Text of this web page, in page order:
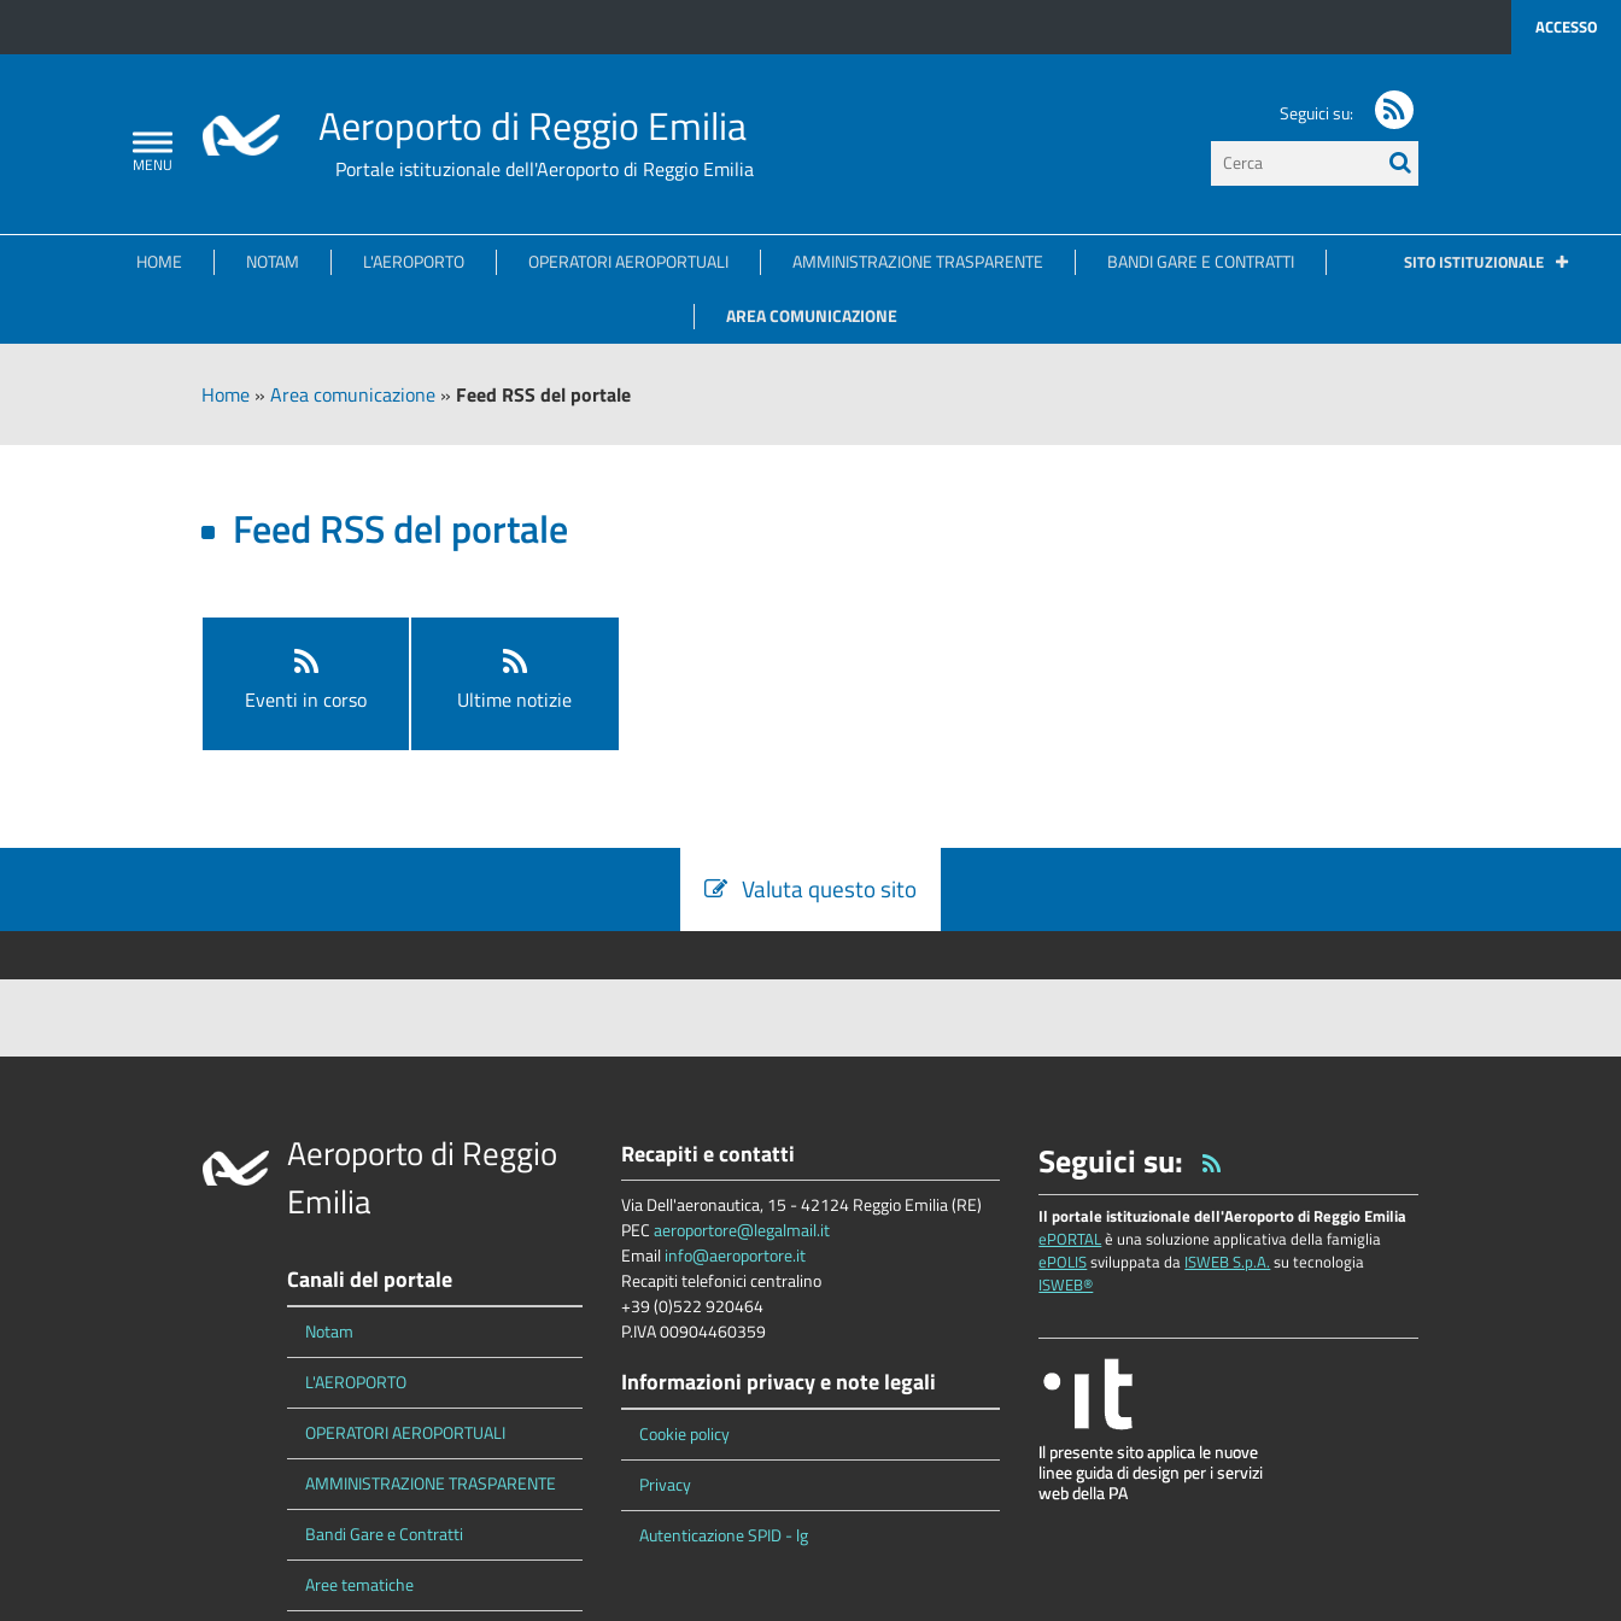
ACCESSO
Aeroporto di Reggio Emilia
Portale istituzionale dell'Aeroporto di Reggio Emilia
Seguici su:
testo
da
HOME NOTAM L'AEROPORTO OPERATORI AEROPORTUALI AMMINISTRAZIONE TRASPARENTE BANDI GARE E CONTRATTI AREE TEMATICHE
AREA COMUNICAZIONE
SITO ISTITUZIONALE
Home » Area comunicazione » Feed RSS del portale
Feed RSS del portale
Eventi in corso Ultime notizie
Valuta questo sito
Aeroporto di Reggio
Emilia
Canali del portale
Notam
L'AEROPORTO
OPERATORI AEROPORTUALI
AMMINISTRAZIONE TRASPARENTE
Bandi Gare e Contratti
Aree tematiche
Recapiti e contatti
Via Dell'aeronautica, 15 - 42124 Reggio Emilia (RE)
PECaeroportore@legalmail.it
Emailinfo@aeroportore.it
Recapiti telefonici centralino
+39 (0)522 920464
P.IVA 00904460359
Informazioni privacy e note legali
Cookie policy
Privacy
Autenticazione SPID - lg
Seguici su:
Il portale istituzionale dell'Aeroporto di Reggio Emilia
ePORTALè una soluzione applicativa della famiglia
ePOLISsviluppata da ISWEB S.p.A. su tecnologia
ISWEB®